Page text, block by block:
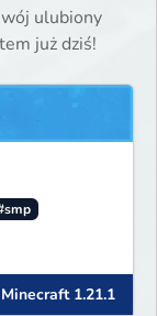
ulubiony
już dziś!
Minecraft 1.21.1